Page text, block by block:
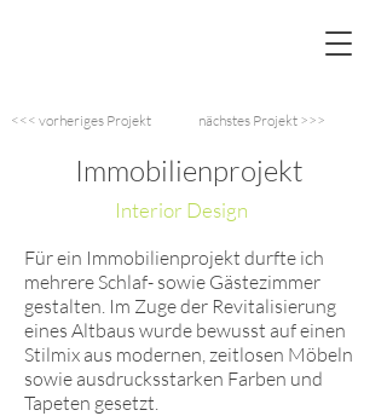
<<< vorheriges Projekt nächstes Projekt >>>
Immobilienprojekt
Interior Design
Für ein Immobilienprojekt durfte ich
mehrere Schlaf- sowie Gästezimmer
gestalten. Im Zuge der Revitalisierung
eines Altbaus wurde bewusst auf einen
Stilmix aus modernen, zeitlosen Möbeln
sowie ausdrucksstarken Farben und
Tapeten gesetzt.